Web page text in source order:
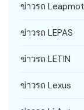
ข่าวรถ
ข่าวรถ LEPAS
ข่าวรถ LETIN
ข่าวรถ Lexus